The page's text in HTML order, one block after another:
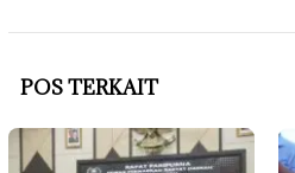
POS TERKAIT